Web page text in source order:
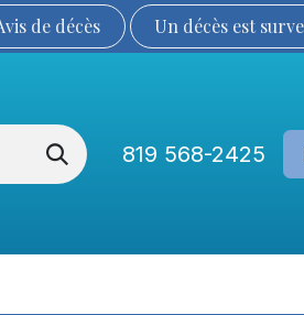
de décès Un décès est
819 568-2425